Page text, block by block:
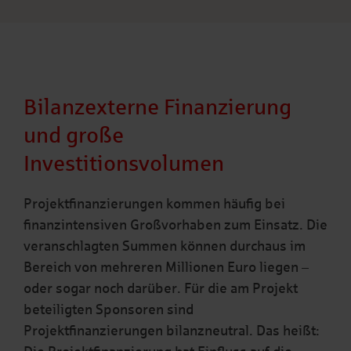
Bilanzexterne Finanzierung
und große
Investitionsvolumen
Projektfinanzierungen kommen häufig bei
finanzintensiven Großvorhaben zum Einsatz. Die
veranschlagten Summen können durchaus im
Bereich von mehreren Millionen Euro liegen –
oder sogar noch darüber. Für die am Projekt
beteiligten Sponsoren sind
Projektfinanzierungen bilanzneutral. Das heißt: